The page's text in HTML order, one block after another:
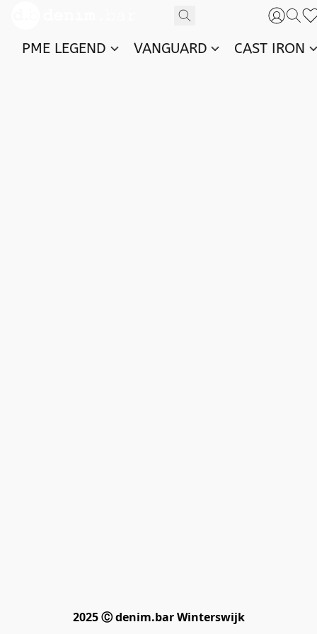
PME LEGEND VANGUARD CAST IRON
2025 Ⓒ denim.bar Winterswijk